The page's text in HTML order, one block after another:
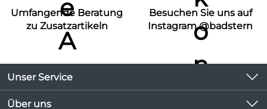
Umfangende Beratung
zu Zusatzartikeln
Besuchen Sie uns auf
Instagram @badstern
Unser Service
Kontakt
Über uns